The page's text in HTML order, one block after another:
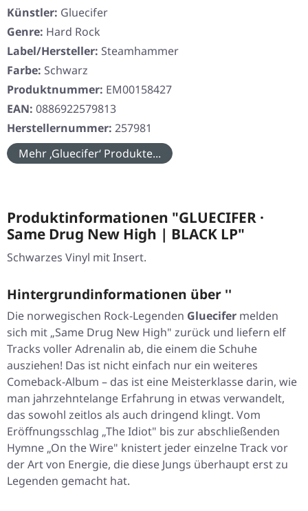
Künstler: Gluecifer
Genre: Hard Rock
Label/Hersteller: Steamhammer
Farbe: Schwarz
Produktnummer: EM00158427
EAN: 0886922579813
Herstellernummer: 257981
Mehr ‚Gluecifer‘ Produkte...
Produktinformationen "GLUECIFER ·
Same Drug New High | BLACK LP"
Schwarzes Vinyl mit Insert.
Hintergrundinformationen über ''
Die norwegischen Rock-Legenden Gluecifer melden
sich mit „Same Drug New High" zurück und liefern elf
Tracks voller Adrenalin ab, die einem die Schuhe
ausziehen! Das ist nicht einfach nur ein weiteres
Comeback-Album – das ist eine Meisterklasse darin, wie
man jahrzehntelange Erfahrung in etwas verwandelt,
das sowohl zeitlos als auch dringend klingt. Vom
Eröffnungsschlag „The Idiot" bis zur abschließenden
Hymne „On the Wire" knistert jeder einzelne Track vor
der Art von Energie, die diese Jungs überhaupt erst zu
Legenden gemacht hat.